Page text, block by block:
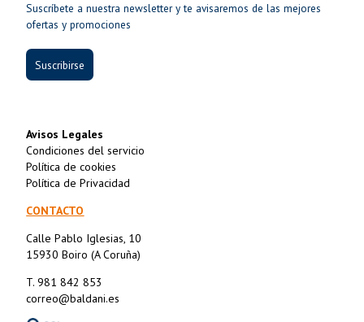
Suscríbete a nuestra newsletter y te avisaremos de las mejores
ofertas y promociones
Suscribirse
Avisos Legales
Condiciones del servicio
Política de cookies
Política de Privacidad
CONTACTO
Calle Pablo Iglesias, 10
15930 Boiro (A Coruña)
T. 981 842 853
correo@baldani.es